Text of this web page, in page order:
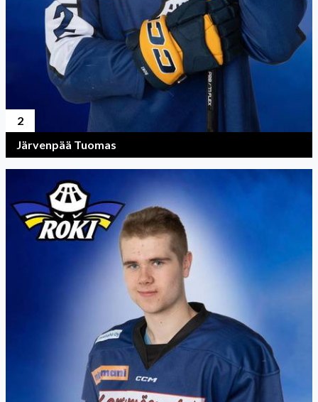
2
Järvenpää Tuomas